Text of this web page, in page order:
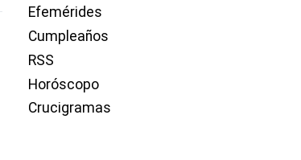
Efemérides
Cumpleaños
RSS
Horóscopo
Crucigramas